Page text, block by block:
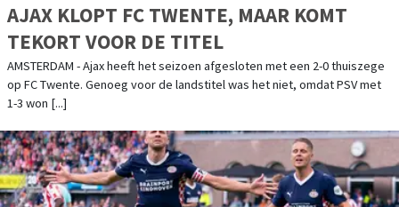
AJAX KLOPT FC TWENTE, MAAR KOMT
TEKORT VOOR DE TITEL
AMSTERDAM - Ajax heeft het seizoen afgesloten met een 2-0 thuiszege
op FC Twente. Genoeg voor de landstitel was het niet, omdat PSV met
1-3 won [...]